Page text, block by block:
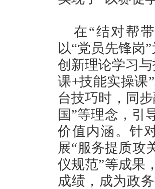
在“结对帮
以“党员先锋岗
创新理论学习
课+技能实操课
台技巧时，同
国”等理念，引
价值内涵。针
展“服务提质攻
仪规范”等成果
成绩，成为政